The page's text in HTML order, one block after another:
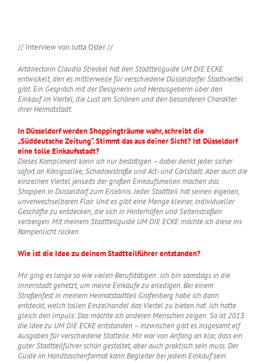
// Interview von Jutta Oster //
Artdirectorin Claudia Streckel hat den Stadtteilguide UM DIE ECKE
entwickelt, den es mittlerweile für verschiedene Düsseldorfer Stadtviertel
gibt. Ein Gespräch mit der Designerin und Herausgeberin über den
Einkauf im Viertel, die Lust am Schönen und den besonderen Charakter
ihrer Heimatstadt.
In Düsseldorf werden Shoppingträume wahr, schreibt die
„Süddeutsche Zeitung“. Stimmt das aus deiner Sicht? Ist Düsseldorf
eine tolle Einkaufsstadt?
Dieses Kompliment kann ich nur bestätigen – dabei denkt jeder sicher
sofort an Königsallee, Schadowstraße und Alt- und Carlstadt. Aber auch die
einzelnen Viertel jenseits der großen Einkaufsmeilen machen das
Shoppen in Düsseldorf zum Erlebnis. Jeder Stadtteil hat seinen eigenen,
unverwechselbaren Flair. Und es gibt eine Menge kleiner, individueller
Geschäfte zu entdecken, die sich in Hinterhöfen und Seitenstraßen
verbergen. Mit meinem Stadtteilguide UM DIE ECKE möchte ich diese ins
Rampenlicht rücken.
Wie ist die Idee zu deinem Stadtteilführer entstanden?
Mir ging es lange so wie vielen Berufstätigen: Ich bin samstags in die
Innenstadt gehetzt, um meine Einkäufe zu erledigen. Bei einem
Straßenfest in meinem Heimatstadtteil Grafenberg habe ich dann
entdeckt, welch tollen Einzelhandel das Viertel zu bieten hat. Ich hatte
gleich den Impuls: Das möchte ich anderen Menschen zeigen. So ist 2013
die Idee zu UM DIE ECKE entstanden – inzwischen gibt es insgesamt elf
Ausgaben für verschiedene Statteile. Mir war von Anfang an klar, dass ein
guter Stadtteilführer schön gestaltet, aber auch praktisch sein muss. Der
Guide im Handtaschenformat kann Begleiter bei jedem Einkauf sein.